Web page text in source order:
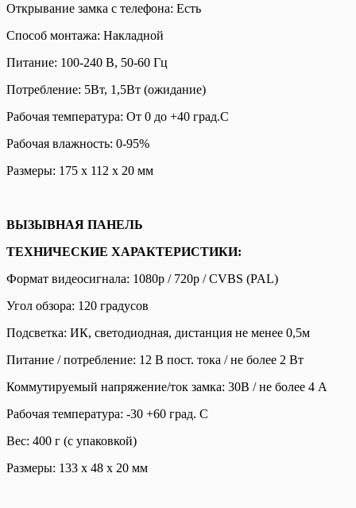
Открывание замка с телефона: Есть
Способ монтажа: Накладной
Питание: 100-240 В, 50-60 Гц
Потребление: 5Вт, 1,5Вт (ожидание)
Рабочая температура: От 0 до +40 град.С
Рабочая влажность: 0-95%
Размеры: 175 x 112 x 20 мм
ВЫЗЫВНАЯ ПАНЕЛЬ
ТЕХНИЧЕСКИЕ ХАРАКТЕРИСТИКИ:
Формат видеосигнала: 1080p / 720p / CVBS (PAL)
Угол обзора: 120 градусов
Подсветка: ИК, светодиодная, дистанция не менее 0,5м
Питание / потребление: 12 В пост. тока / не более 2 Вт
Коммутируемый напряжение/ток замка: 30В / не более 4 А
Рабочая температура: -30 +60 град. С
Вес: 400 г (с упаковкой)
Размеры: 133 х 48 х 20 мм